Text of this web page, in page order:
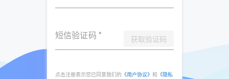
短信验证码 * 获取验证码
点击注册表示您已同意我们的 《用户协议》 和 《隐私